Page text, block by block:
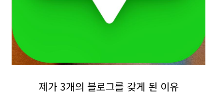
제가 3개의 블로그를 갖게 된 이유